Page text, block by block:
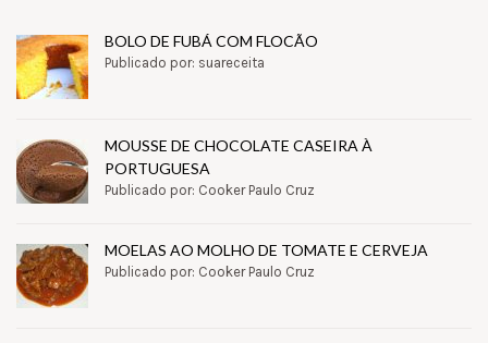
BOLO DE FUBÁ COM FLOCÃO
Publicado por: suareceita
MOUSSE DE CHOCOLATE CASEIRA À
PORTUGUESA
Publicado por: Cooker Paulo Cruz
MOELAS AO MOLHO DE TOMATE E CERVEJA
Publicado por: Cooker Paulo Cruz